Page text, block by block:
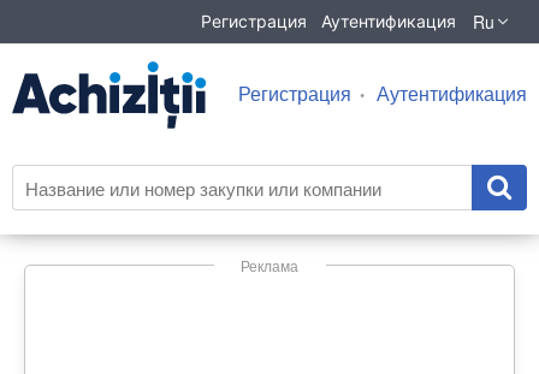
Регистрация Аутентификация Ru
Регистрация Аутентификация
Реклама